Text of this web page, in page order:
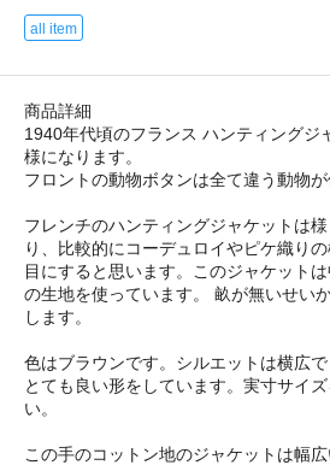
all item
商品詳細
1940年代頃のフランス ハンティングジ
様になります。
フロントの動物ボタンは全て違う動物が
フレンチのハンティングジャケットは
り、比較的にコーデュロイやピケ織り
目にすると思います。このジャケット
の生地を使っています。 畝が無いせい
します。
色はブラウンです。シルエットは横広で
とても良い形をしています。実寸サイ
い。
この手のコットン地のジャケットは幅